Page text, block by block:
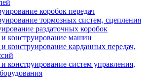
коробок передач
тормозных систем, сцепления
раздаточных коробок
и конструирование машин
и конструирование карданных передач,
и конструирование систем управления,